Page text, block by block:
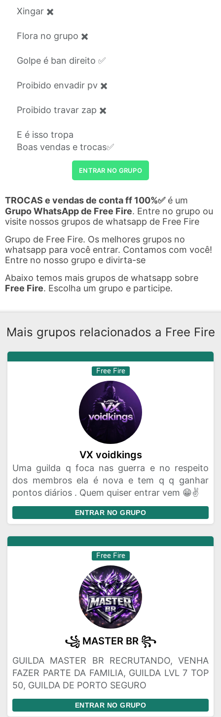
Xingar ✖️
Flora no grupo ✖️
Golpe é ban direito ✅
Proibido envadir pv ✖️
Proibido travar zap ✖️
E é isso tropa
Boas vendas e trocas✅
ENTRAR NO GRUPO
TROCAS e vendas de conta ff 100%✅é um
Grupo WhatsApp de Free Fire. Entre no grupo ou
visite nossos grupos de whatsapp de Free Fire
Grupo de Free Fire. Os melhores grupos no
whatsapp para você entrar. Contamos com você!
Entre no nosso grupo e divirta-se
Abaixo temos mais grupos de whatsapp sobre
Free Fire. Escolha um grupo e participe.
Mais grupos relacionados a Free Fire
Free Fire
VX voidkings
Uma guilda q foca nas guerra e no respeito
dos membros ela é nova e tem q q ganhar
pontos diários . Quem quiser entrar vem 😁✌️
ENTRAR NO GRUPO
Free Fire
꧁ MASTER BR ꧂
GUILDA MASTER BR RECRUTANDO, VENHA
FAZER PARTE DA FAMILIA, GUILDA LVL 7 TOP
50, GUILDA DE PORTO SEGURO
ENTRAR NO GRUPO